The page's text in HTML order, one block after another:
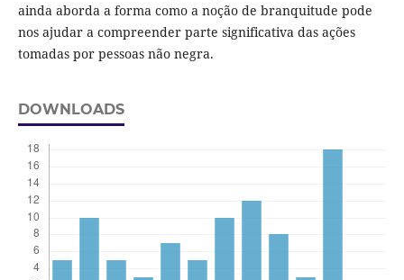
ainda aborda a forma como a noção de branquitude pode
nos ajudar a compreender parte significativa das ações
tomadas por pessoas não negra.
DOWNLOADS